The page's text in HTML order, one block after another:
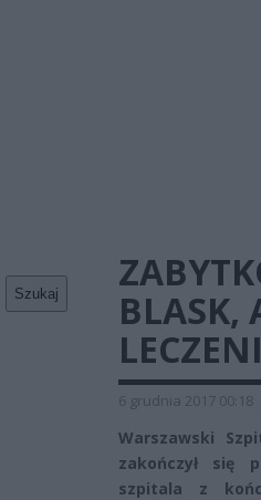
Szukaj
BLASK,
6 grudnia 2017 00:18
Warszawski
zakończył się
szpitala z